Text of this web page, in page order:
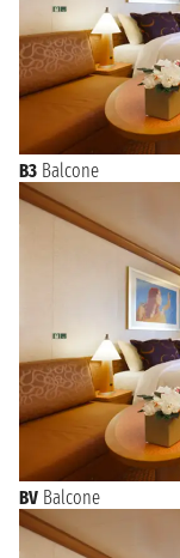
B3 Balcone
BV Balcone